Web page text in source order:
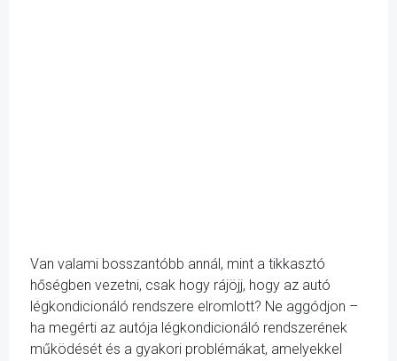
Van valami bosszantóbb annál, mint a tikkasztó
hőségben vezetni, csak hogy rájöjj, hogy az autó
légkondicionáló rendszere elromlott? Ne aggódjon –
ha megérti az autója légkondicionáló rendszerének
működését és a gyakori problémákat, amelyekkel